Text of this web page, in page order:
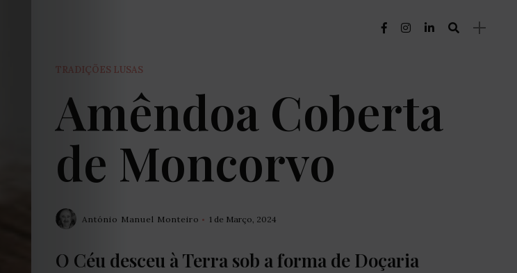
TRADIÇÕES LUSAS
Amêndoa Coberta
de Moncorvo
António Manuel Monteiro 1 de Março, 2024
O Céu desceu à Terra sob a forma de Doçaria